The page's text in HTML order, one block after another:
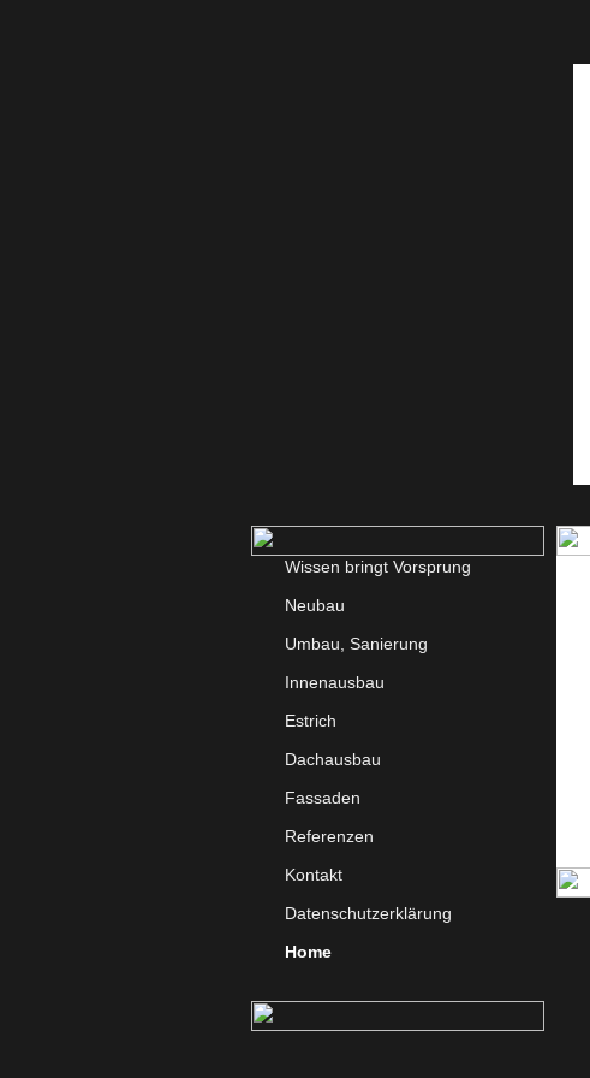
Wissen bringt Vorsprung
Neubau
Umbau, Sanierung
Innenausbau
Estrich
Dachausbau
Fassaden
Referenzen
Kontakt
Datenschutzerklärung
Home